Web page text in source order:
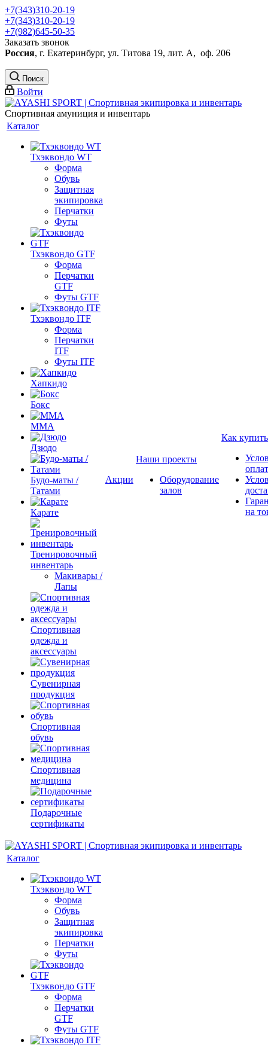
+7(343)310-20-19
+7(343)310-20-19
+7(982)645-50-35
Заказать звонок
Россия, г. Екатеринбург, ул. Титова 19, лит. А, оф. 206
Поиск
Войти
Спортивная амуниция и инвентарь
Каталог
Тхэквондо WT
Форма
Обувь
Защитная
экипировка
Перчатки
Футы
Тхэквондо GTF
Форма
Перчатки
GTF
Футы GTF
Тхэквондо ITF
Форма
Перчатки
ITF
Футы ITF
Хапкидо
Бокс
ММА
Дзюдо
Будо-маты /
Татами
Карате
Тренировочный
инвентарь
Макивары /
Лапы
Cпортивная
одежда и
аксессуары
Сувенирная
продукция
Спортивная
обувь
Спортивная
медицина
Подарочные
сертификаты
Акции
Наши проекты
Оборудование
залов
Как купить
на
Каталог
Тхэквондо WT
Форма
Обувь
Защитная
экипировка
Перчатки
Футы
Тхэквондо GTF
Форма
Перчатки
GTF
Футы GTF